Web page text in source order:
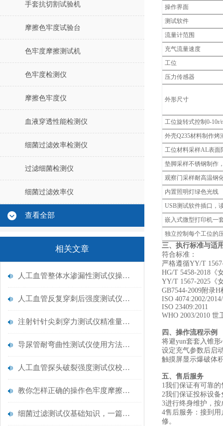
手套抗切割试验机
摩擦色牢度试验台
色牢度摩擦测试机
色牢度检测仪
摩擦色牢度仪
血液穿透性能检测仪
细菌过滤效率检测仪
过滤细菌检测仪
细菌过滤效率仪
查看全部
相关文章
人工血管整体水渗漏性测试仪操作中最容易出错的步骤
人工血管反复穿刺后强度测试仪是什么？透析患者的“生命管“质量靠它把关！
注射针针尖刺穿力测试仪精准量化针尖锋利度，构筑临床安全防线
导尿管耐弯曲性测试仪使用方法与操作规范
人工血管探头破裂强度测试仪校准规范：精准赋能医疗安全的技术基准
教你怎样正确的操作色牢度摩擦测试机
细菌过滤测试仪基础知识，一篇搞定
操作界面
测试软件
流量计范围
充气流量速度
工位
压力传感器
外形尺寸
工位旋转式控制0-10r/
外壳Q235材料制作烤
工位材料采样AL表面
垫脚采样不锈钢制作
观察门采样耐高温钢
内置照明灯绿色光线
USB测试软件插口，
嵌入式微型打印机一
独立控制每个工位的
三、执行标准与适
符合标准：
严格遵循YY/T
HG/T 5458-2018《
YY/T 1567-2025《
GB7544-2009附录
ISO 4074:2002/
ISO 23409:2011
WHO 2003/2010 世
‌四、操作流程示例
将避yun套套入锥
设定充气参数后启
触摸屏显示爆破体
五、售后服务
1我们保证有可靠
2我们保证投标设
3进行终身维护，
4售后服务：接到
修。